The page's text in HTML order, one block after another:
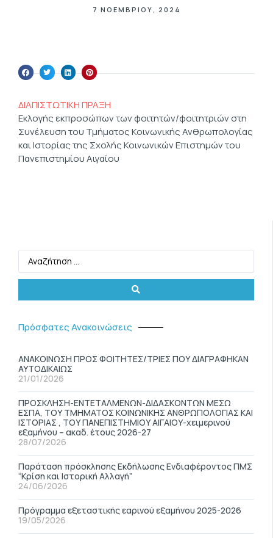
7 ΝΟΕΜΒΡΊΟΥ, 2024
Πρόσφατες Ανακοινώσεις
ΑΝΑΚΟΙΝΩΣΗ ΠΡΟΣ ΦΟΙΤΗΤΕΣ/ΤΡΙΕΣ ΠΟΥ ΔΙΑΓΡΑΦΗΚΑΝ
ΑΥΤΟΔΙΚΑΙΩΣ
21/01/2026
ΠΡΟΣΚΛΗΣΗ-ΕΝΤΕΤΑΛΜΕΝΩΝ-ΔΙΔΑΣΚΟΝΤΩΝ ΜΕΣΩ
ΕΣΠΑ, ΤΟΥ ΤΜΗΜΑΤΟΣ ΚΟΙΝΩΝΙΚΗΣ ΑΝΘΡΩΠΟΛΟΓΙΑΣ ΚΑΙ
ΙΣΤΟΡΙΑΣ , ΤΟΥ ΠΑΝΕΠΙΣΤΗΜΙΟΥ ΑΙΓΑΙΟΥ-χειμερινού
εξαμήνου – ακαδ. έτους 2026-27
28/07/2026
Παράταση πρόσκλησης Εκδήλωσης Ενδιαφέροντος ΠΜΣ
“Κρίση και Ιστορική Αλλαγή”
24/06/2026
Πρόγραμμα εξεταστικής εαρινού εξαμήνου 2025-2026
19/05/2026
ΔΙΑΠΙΣΤΩΤΙΚΗ ΠΡΑΞΗ
Εκλογής εκπροσώπων των φοιτητών/φοιτητριών στη
Συνέλευση του Τμήματος Κοινωνικής Ανθρωπολογίας
και Ιστορίας της Σχολής Κοινωνικών Επιστημών του
Πανεπιστημίου Αιγαίου